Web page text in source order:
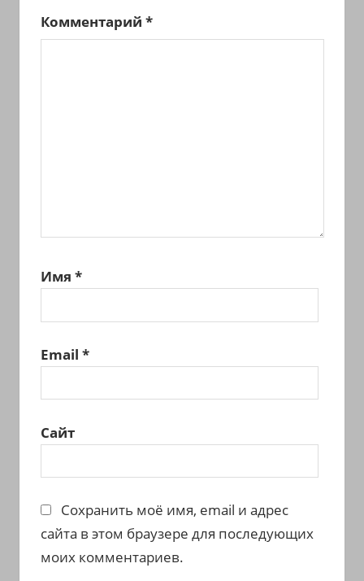
Комментарий *
Имя *
Email *
Сайт
Сохранить моё имя, email и адрес
сайта в этом браузере для последующих
моих комментариев.